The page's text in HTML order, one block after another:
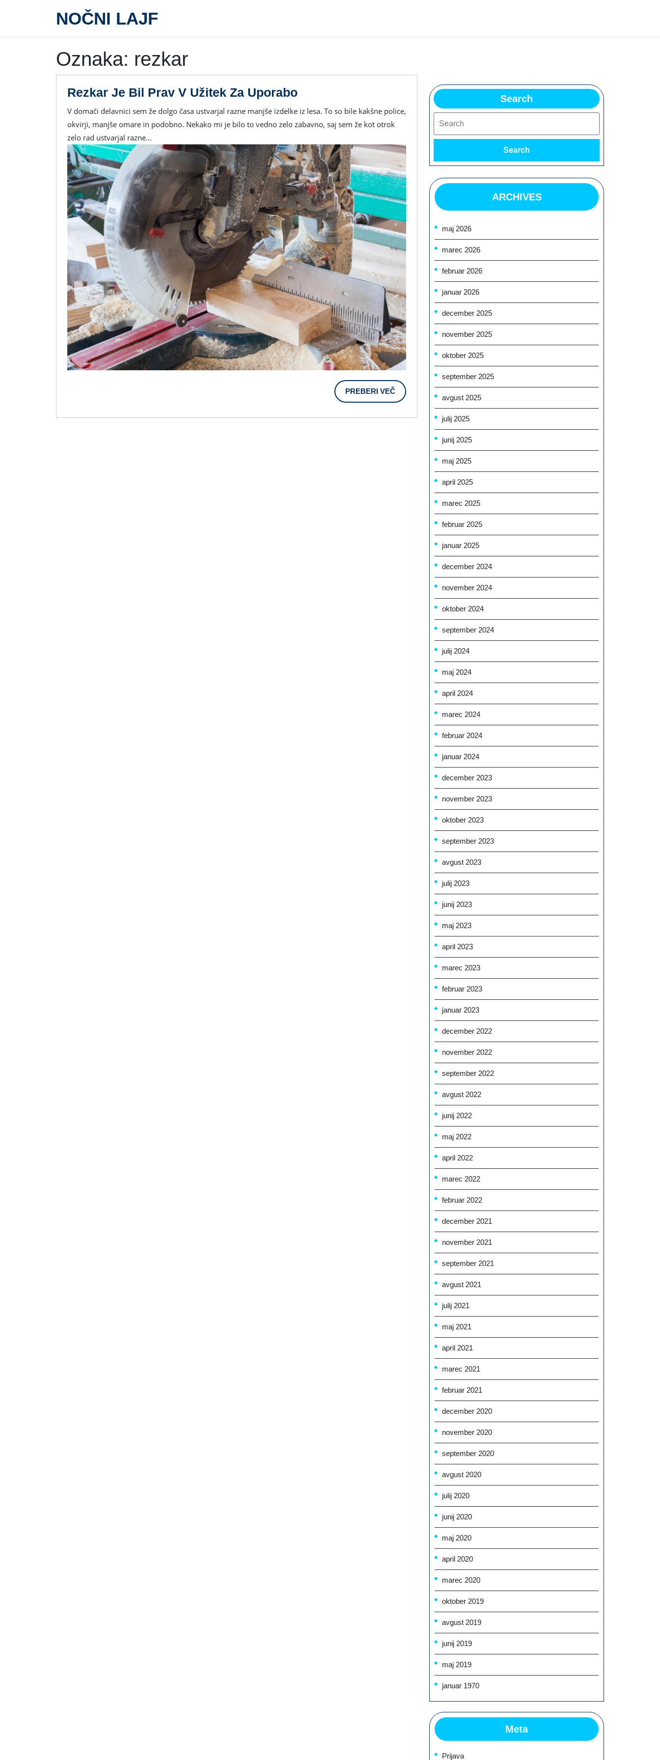
NOČNI LAJF
Oznaka: rezkar
Rezkar Je Bil Prav V Užitek Za UporaboRezkar
Je
Bil
V
Užitek
Za
Uporabo
V domači delavnici sem že dolgo časa ustvarjal razne manjše izdelke iz lesa. To so bile kakšne police,
okvirji, manjše omare in podobno. Nekako mi je bilo to vedno zelo zabavno, saj sem že kot otrok
zelo rad ustvarjal razne…
PREBERI VEČPREBERI
VEČ
Search
Search
ARCHIVES
maj 2026
marec 2026
februar 2026
januar 2026
december 2025
november 2025
oktober 2025
september 2025
avgust 2025
julij 2025
junij 2025
maj 2025
april 2025
marec 2025
februar 2025
januar 2025
december 2024
november 2024
oktober 2024
september 2024
julij 2024
maj 2024
april 2024
marec 2024
februar 2024
januar 2024
december 2023
november 2023
oktober 2023
september 2023
avgust 2023
julij 2023
junij 2023
maj 2023
april 2023
marec 2023
februar 2023
januar 2023
december 2022
november 2022
september 2022
avgust 2022
junij 2022
maj 2022
april 2022
marec 2022
februar 2022
december 2021
november 2021
september 2021
avgust 2021
julij 2021
maj 2021
april 2021
marec 2021
februar 2021
december 2020
november 2020
september 2020
avgust 2020
julij 2020
junij 2020
maj 2020
april 2020
marec 2020
oktober 2019
avgust 2019
junij 2019
maj 2019
januar 1970
Meta
Prijava